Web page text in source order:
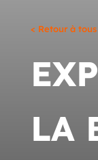
< Retour à
LA